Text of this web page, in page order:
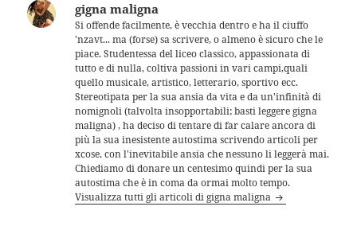
gigna maligna
Si offende facilmente, è vecchia dentro e ha il ciuffo
'nzavt... ma (forse) sa scrivere, o almeno è sicuro che le
piace. Studentessa del liceo classico, appassionata di
tutto e di nulla, coltiva passioni in vari campi,quali
quello musicale, artistico, letterario, sportivo ecc.
Stereotipata per la sua ansia da vita e da un'infinità di
nomignoli (talvolta insopportabili; basti leggere gigna
maligna) , ha deciso di tentare di far calare ancora di
più la sua inesistente autostima scrivendo articoli per
xcose, con l'inevitabile ansia che nessuno li leggerà mai.
Chiediamo di donare un centesimo quindi per la sua
autostima che è in coma da ormai molto tempo.
Visualizza tutti gli articoli di gigna maligna